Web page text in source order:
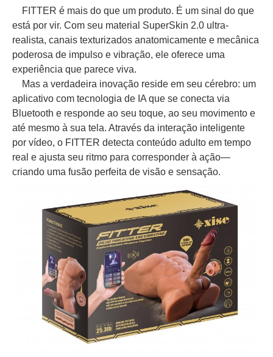
FITTER é mais do que um produto. É um sinal do que
está por vir. Com seu material SuperSkin 2.0 ultra-
realista, canais texturizados anatomicamente e mecânica
poderosa de impulso e vibração, ele oferece uma
experiência que parece viva.
Mas a verdadeira inovação reside em seu cérebro: um
aplicativo com tecnologia de IA que se conecta via
Bluetooth e responde ao seu toque, ao seu movimento e
até mesmo à sua tela. Através da interação inteligente
por vídeo, o FITTER detecta conteúdo adulto em tempo
real e ajusta seu ritmo para corresponder à ação—
criando uma fusão perfeita de visão e sensação.